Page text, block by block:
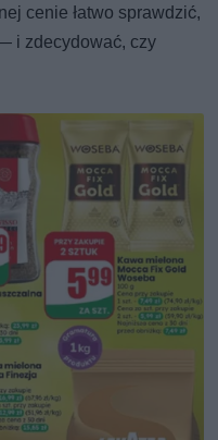
cenie łatwo sprawdzić,
i zdecydować, czy